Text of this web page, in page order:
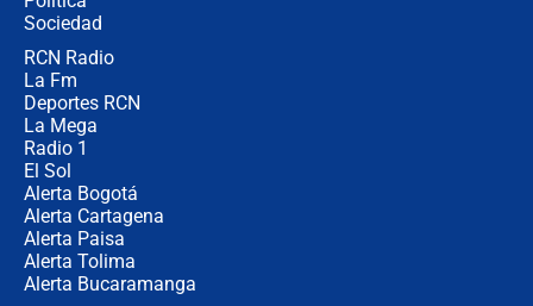
Sociedad
RCN Radio
La Fm
Deportes RCN
La Mega
Radio 1
El Sol
Alerta Bogotá
Alerta Cartagena
Alerta Paisa
Alerta Tolima
Alerta Bucaramanga